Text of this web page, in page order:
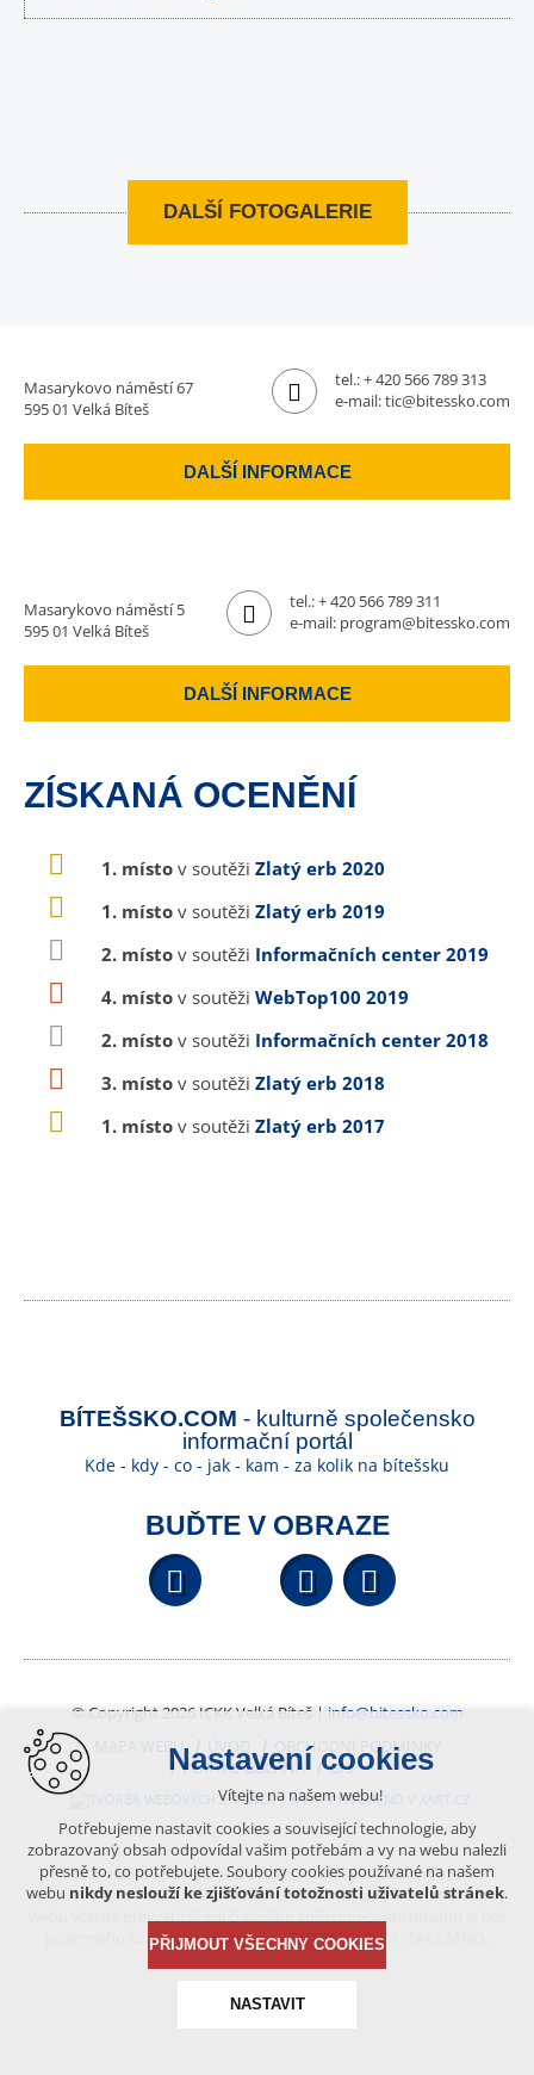
DALŠÍ FOTOGALERIE
Masarykovo náměstí 67
595 01 Velká Bíteš
tel.:+ 420 566 789 313
e-mail:tic@bitessko.com
DALŠÍ INFORMACE
Masarykovo náměstí 5
595 01 Velká Bíteš
tel.:+ 420 566 789 311
e-mail: program@bitessko.com
DALŠÍ INFORMACE
ZÍSKANÁ OCENĚNÍ
1. místo v soutěži Zlatý erb 2020
1. místo v soutěži Zlatý erb 2019
2. místo v soutěži Informačních center 2019
4. místo v soutěži WebTop100 2019
2. místo v soutěži Informačních center 2018
3. místo v soutěži Zlatý erb 2018
1. místo v soutěži Zlatý erb 2017
BÍTEŠSKO.COM - kulturně společensko
informační portál
Kde - kdy - co - jak - kam - za kolik na bítešsku
BUĎTE V OBRAZE
Facebook YouTube
© Copyright 2026 ICKK Velká Bíteš | info@bitessko.com
MAPA WEBU
ÚVOD
OBCHODNÍ PODMÍNKY
PORTÁL OBČANA
GIS
VYTVOŘENO V XART.CZ
Obsah tohoto portálu je chráněn autorským právem, které
vykonává vydavatel. Jakékoliv užití článků a fotografií z této podoby
písemného souhlasu vydavatele – BÍTEŠSKO.COM -ZAKÁZÁNO.
Nastavení cookies
Vítejte na našem webu!
Potřebujeme nastavit cookies a související technologie, aby
zobrazovaný obsah odpovídal vašim potřebám a vy na webu nalezli
přesně to, co potřebujete. Soubory cookies používané na našem
webu nikdy neslouží ke zjišťování totožnosti uživatelů stránek.
PŘIJMOUT VŠECHNY COOKIES
NASTAVIT